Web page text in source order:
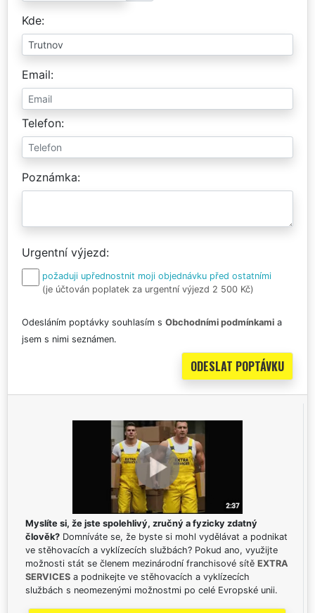
Kde
Email
Telefon
Poznámka
Urgentní výjezd
požaduji upřednostnit moji objednávku před ostatními
(je účtován poplatek za urgentní výjezd 2 500 Kč)
Odesláním poptávky souhlasím s Obchodními podmínkami a
jsem s nimi seznámen.
Myslíte si, že jste spolehlivý, zručný a fyzicky zdatný
člověk? Domníváte se, že byste si mohl vydělávat a podnikat
ve stěhovacích a vyklízecích službách? Pokud ano, využijte
možnosti stát se členem mezinárodní franchisové sítě EXTRA
SERVICES a podnikejte ve stěhovacích a vyklízecích
službách s neomezenými možnostmi po celé Evropské unii.